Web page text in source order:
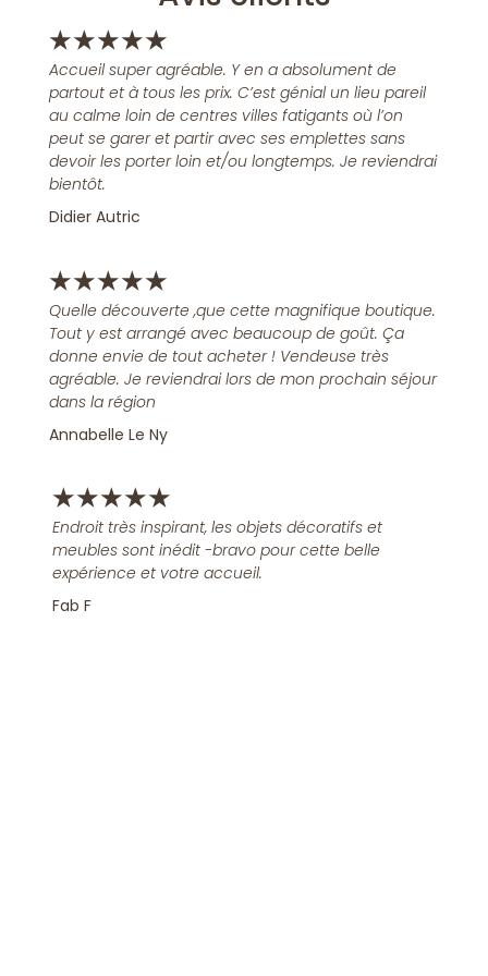
★★★★★
Accueil super agréable. Y en a absolument de
partout et à tous les prix. C’est génial un lieu pareil
au calme loin de centres villes fatigants où l’on
peut se garer et partir avec ses emplettes sans
devoir les porter loin et/ou longtemps. Je reviendrai
bientôt.
Didier Autric
★★★★★
Quelle découverte ,que cette magnifique boutique.
Tout y est arrangé avec beaucoup de goût. Ça
donne envie de tout acheter ! Vendeuse très
agréable. Je reviendrai lors de mon prochain séjour
dans la région
Annabelle Le Ny
★★★★★
Endroit très inspirant, les objets décoratifs et
meubles sont inédit -bravo pour cette belle
expérience et votre accueil.
Fab F